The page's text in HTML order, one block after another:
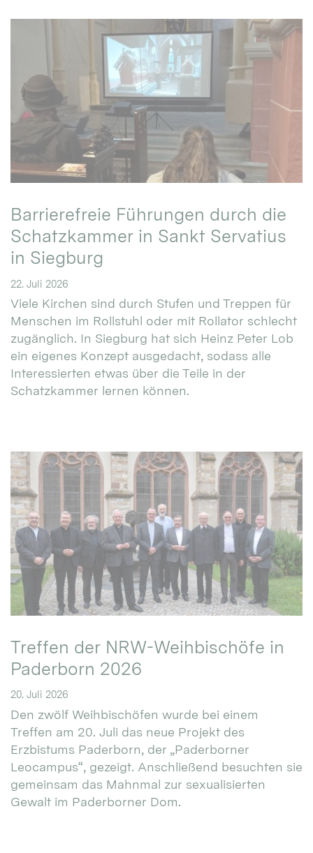
Barrierefreie Führungen durch die
Schatzkammer in Sankt Servatius
in Siegburg
22. Juli 2026
Viele Kirchen sind durch Stufen und Treppen für
Menschen im Rollstuhl oder mit Rollator schlecht
zugänglich. In Siegburg hat sich Heinz Peter Lob
ein eigenes Konzept ausgedacht, sodass alle
Interessierten etwas über die Teile in der
Schatzkammer lernen können.
Treffen der NRW-Weihbischöfe in
Paderborn 2026
20. Juli 2026
Den zwölf Weihbischöfen wurde bei einem
Treffen am 20. Juli das neue Projekt des
Erzbistums Paderborn, der „Paderborner
Leocampus“, gezeigt. Anschließend besuchten sie
gemeinsam das Mahnmal zur sexualisierten
Gewalt im Paderborner Dom.